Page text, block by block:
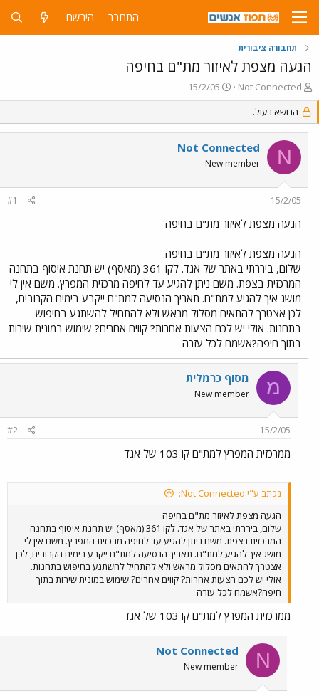
התחבר הירשם
תחבורה ציבורית
הגעה מצפת לאיזור מת"ם בחיפה
פ
ו
ת
ח
נ
ו
א
Not Connected
פ
ו
ס
ב
ת
ר
15/2/05
הנושא נעול.
N
Not Connected
New member
15/2/05
#1
הגעה מצפת לאיזור מת"ם בחיפה
הגעה מצפת לאיזור מת"ם בחיפה
שלום, ביררתי באתר של אגד. לקו 361 (מאסף) יש תחנת איסוף בתחנה
המרכזית בצפת. משם ניתן להגיע עד לחיפה מרכזית המפרץ. משם אין לי
מושג איך להגיע למת"ם. תאריך הנסיעה למת"ם ייקבע בימים הקרובים,
לכן אצטרך להתאים מסלול מראש ולא להתחיל להשתגע בחיפוש
בתחנות. אולי יש לכם הצעות אחרות? קווים אחרים? שימוש במונית שירות
בתוך חיפה?אשמח לכל עזרה
מ מסוף כרמלית
New member
15/2/05
#2
ממרכזית המפרץ למת"ם קו 103 של אגד
נכתב ע"י Not Connected:
הגעה מצפת לאיזור מת"ם בחיפה
שלום, ביררתי באתר של אגד. לקו 361 (מאסף) יש תחנת איסוף בתחנה
המרכזית בצפת. משם ניתן להגיע עד לחיפה מרכזית המפרץ. משם אין לי
מושג איך להגיע למת"ם. תאריך הנסיעה למת"ם ייקבע בימים הקרובים, לכן
אצטרך להתאים מסלול מראש ולא להתחיל להשתגע בחיפוש בתחנות.
אולי יש לכם הצעות אחרות? קווים אחרים? שימוש במונית שירות בתוך
חיפה?אשמח לכל עזרה
ממרכזית המפרץ למת"ם קו 103 של אגד
N
Not Connected
New member